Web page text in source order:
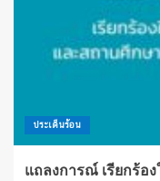
ประเด็นร้อน
แถลงการณ์ เรียกร้อ